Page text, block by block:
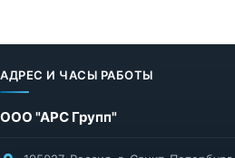
АДРЕС И ЧАСЫ РАБОТЫ
ООО "АРС Групп"